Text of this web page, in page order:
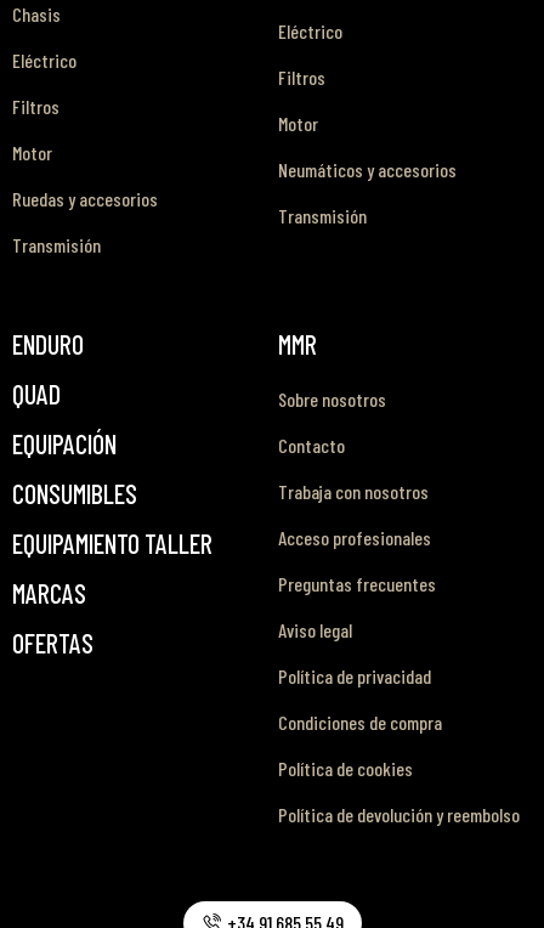
Chasis
Eléctrico
Filtros
Motor
Ruedas y accesorios
Transmisión
Eléctrico
Filtros
Motor
Neumáticos y accesorios
Transmisión
ENDURO
QUAD
EQUIPACIÓN
CONSUMIBLES
EQUIPAMIENTO TALLER
MARCAS
OFERTAS
MMR
Sobre nosotros
Contacto
Trabaja con nosotros
Acceso profesionales
Preguntas frecuentes
Aviso legal
Política de privacidad
Condiciones de compra
Política de cookies
Política de devolución y reembolso
+34 91 685 55 49